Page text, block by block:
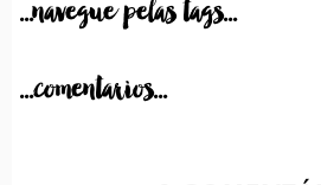
...navegue pelas tags...
...comentarios...